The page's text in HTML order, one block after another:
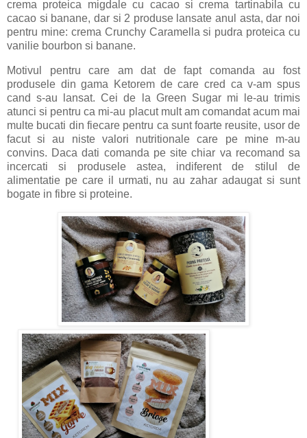
crema proteica migdale cu cacao si crema tartinabila cu
cacao si banane, dar si 2 produse lansate anul asta, dar noi
pentru mine: crema Crunchy Caramella si pudra proteica cu
vanilie bourbon si banane.
Motivul pentru care am dat de fapt comanda au fost
produsele din gama Ketorem de care cred ca v-am spus
cand s-au lansat. Cei de la Green Sugar mi le-au trimis
atunci si pentru ca mi-au placut mult am comandat acum mai
multe bucati din fiecare pentru ca sunt foarte reusite, usor de
facut si au niste valori nutritionale care pe mine m-au
convins. Daca dati comanda pe site chiar va recomand sa
incercati si produsele astea, indiferent de stilul de
alimentatie pe care il urmati, nu au zahar adaugat si sunt
bogate in fibre si proteine.